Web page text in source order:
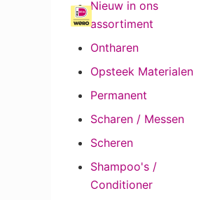
Nieuw in ons
assortiment
Ontharen
Opsteek Materialen
Permanent
Scharen / Messen
Scheren
Shampoo's /
Conditioner